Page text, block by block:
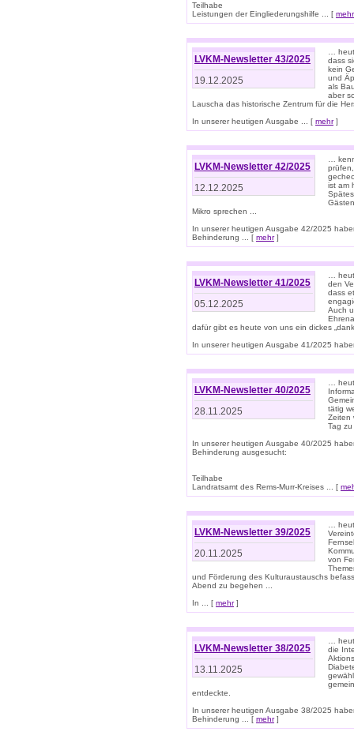
Teilhabe
Leistungen der Eingliederungshilfe ... [ mehr
LVKM-Newsletter 43/2025
19.12.2025
…
dass
kein
und
als
aber
Lauscha das historische Zentrum für die
In unserer heutigen Ausgabe ... [ mehr]
LVKM-Newsletter 42/2025
12.12.2025
…
ist am
Mikro sprechen ...
In unserer heutigen Ausgabe 42/2025
Behinderung ... [ mehr]
LVKM-Newsletter 41/2025
05.12.2025
…
den
dass
Auch
dafür gibt es heute von uns ein dickes
In unserer heutigen Ausgabe 41/2025
LVKM-Newsletter 40/2025
28.11.2025
…
tätig
Zeiten
Tag
In unserer heutigen Ausgabe 40/2025
Behinderung ausgesucht:
Teilhabe
Landratsamt des Rems-Murr-Kreises ... [
LVKM-Newsletter 39/2025
20.11.2025
…
von
und Förderung des Kulturaustauschs
Abend zu begehen ...
In ... [ mehr]
LVKM-Newsletter 38/2025
13.11.2025
…
die
entdeckte.
In unserer heutigen Ausgabe 38/2025
Behinderung ... [ mehr]